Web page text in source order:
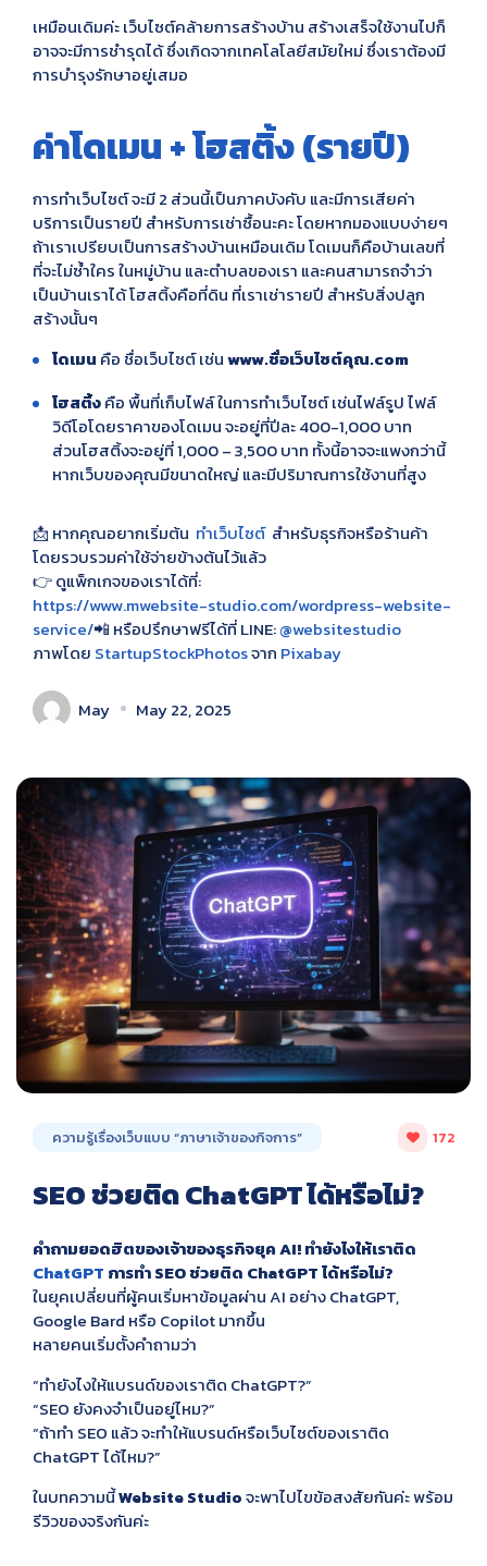
เหมือนเดิมค่ะ เว็บไซต์คล้ายการสร้างบ้าน สร้างเสร็จใช้งานไปก็
อาจจะมีการชำรุดได้ ซึ่งเกิดจากเทคโลโลยีสมัยใหม่ ซึ่งเราต้องมี
การบำรุงรักษาอยู่เสมอ
ค่าโดเมน + โฮสติ้ง (รายปี)
การทำเว็บไซต์ จะมี 2 ส่วนนี้เป็นภาคบังคับ และมีการเสียค่า
บริการเป็นรายปี สำหรับการเช่าซื้อนะคะ โดยหากมองแบบง่ายๆ
ถ้าเราเปรียบเป็นการสร้างบ้านเหมือนเดิม โดเมนก็คือบ้านเลขที่
ที่จะไม่ซ้ำใคร ในหมู่บ้าน และตำบลของเรา และคนสามารถจำว่า
เป็นบ้านเราได้ โฮสติ้งคือที่ดิน ที่เราเช่ารายปี สำหรับสิ่งปลูก
สร้างนั้นๆ
โดเมน คือ ชื่อเว็บไซต์ เช่นwww.ชื่อเว็บไซต์คุณ.com
โฮสติ้งคือ พื้นที่เก็บไฟล์ ในการทำเว็บไซต์ เช่นไฟล์รูป ไฟล์
วิดีโอโดยราคาของโดเมน จะอยู่ที่ปีละ 400-1,000 บาท
ส่วนโฮสติ้งจะอยู่ที่ 1,000 – 3,500 บาท ทั้งนี้อาจจะแพงกว่านี้
หากเว็บของคุณมีขนาดใหญ่ และมีปริมาณการใช้งานที่สูง
📩 หากคุณอยากเริ่มต้น ทำเว็บไซต์สำหรับธุรกิจหรือร้านค้า
โดยรวบรวมค่าใช้จ่ายข้างต้นไว้แล้ว
👉 ดูแพ็กเกจของเราได้ที่:
https://www.mwebsite-studio.com/wordpress-website-
service/📲 หรือปรึกษาฟรีได้ที่ LINE:@websitestudio
ภาพโดย StartupStockPhotosจาก Pixabay
May May 22, 2025
ความรู้เรื่องเว็บแบบ “ภาษาเจ้าของกิจการ” 172
SEO ช่วยติด ChatGPT ได้หรือไม่?
คำถามยอดฮิตของเจ้าของธุรกิจยุค AI! ทำยังไงให้เราติด
ChatGPT การทำ SEO ช่วยติด ChatGPT ได้หรือไม่?
ในยุคเปลี่ยนที่ผู้คนเริ่มหาข้อมูลผ่าน AI อย่าง ChatGPT,
Google Bard หรือ Copilot มากขึ้น
หลายคนเริ่มตั้งคำถามว่า
“ทำยังไงให้แบรนด์ของเราติด ChatGPT?”
“SEO ยังคงจำเป็นอยู่ไหม?”
“ถ้าทำ SEO แล้ว จะทำให้แบรนด์หรือเว็บไซต์ของเราติด
ChatGPT ได้ไหม?”
ในบทความนี้Website Studioจะพาไปไขข้อสงสัยกันค่ะ พร้อม
รีวิวของจริงกันค่ะ